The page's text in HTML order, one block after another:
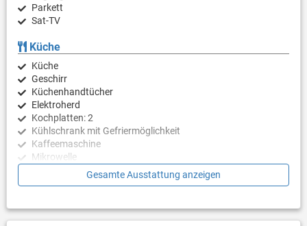
Parkett
Sat-TV
Küche
Küche
Geschirr
Küchenhandtücher
Elektroherd
Kochplatten: 2
Kühlschrank mit Gefriermöglichkeit
Kaffeemaschine
Mikrowelle
Schlafzimmer
Gesamte Ausstattung anzeigen